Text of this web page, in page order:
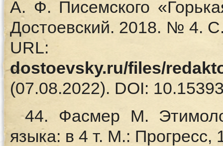
А. Ф. Писемского
Достоевский. 2018. № 4.
dostoevsky.ru/files/
(07.08.2022). DOI:
44. Фасмер М.
языка: в 4 т. М.: Прогресс,